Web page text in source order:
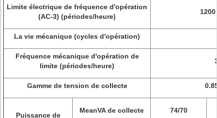
Limite électrique de fréquence d'opération
(AC-3) (périodes/heure)
1200
La vie mécanique (cycles d'opération)
Fréquence mécanique d'opération de
limite (périodes/heure)
Gamme de tension de collecte
Puissance de
MeanVA de collecte 74/70